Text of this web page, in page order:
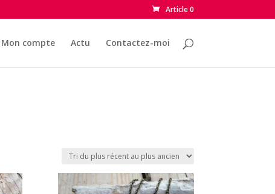
Article 0
Mon compte Actu Contactez-moi